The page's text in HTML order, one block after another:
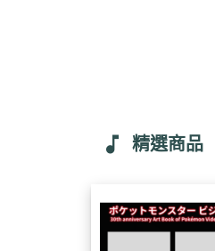
music_note 精選商品